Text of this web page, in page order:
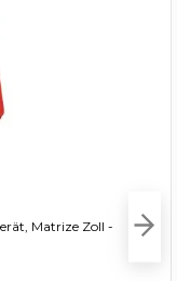
Matrize Zoll -